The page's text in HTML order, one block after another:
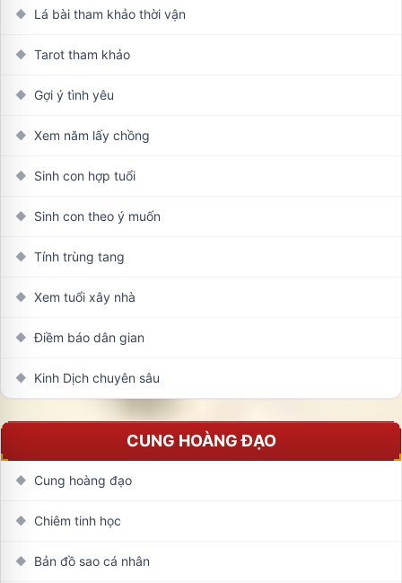
◆ Lá bài tham khảo thời vận
◆ Tarot tham khảo
◆ Gợi ý tình yêu
◆ Xem năm lấy chồng
◆ Sinh con hợp tuổi
◆ Sinh con theo ý muốn
◆ Tính trùng tang
◆ Xem tuổi xây nhà
◆ Điềm báo dân gian
◆ Kinh Dịch chuyên sâu
CUNG HOÀNG ĐẠO
◆ Cung hoàng đạo
◆ Chiêm tinh học
◆ Bản đồ sao cá nhân